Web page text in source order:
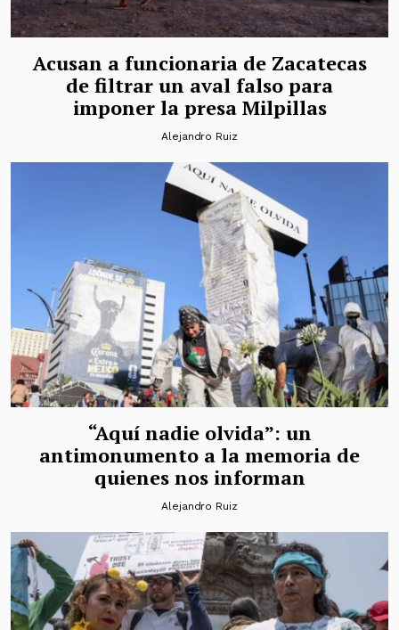
Acusan a funcionaria de Zacatecas
de filtrar un aval falso para
imponer la presa Milpillas
Alejandro Ruiz
“Aquí nadie olvida”: un
antimonumento a la memoria de
quienes nos informan
Alejandro Ruiz